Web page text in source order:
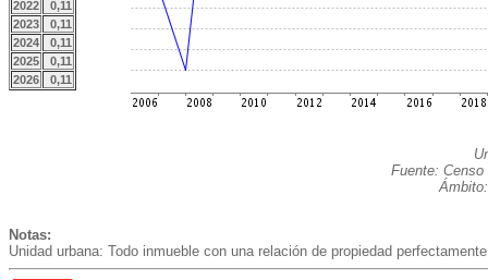
2022
0,11
2023
0,11
2024
0,11
2025
0,11
2026
0,11
Fuente:
Notas:
Unidad urbana: Todo inmueble con una relación de propiedad